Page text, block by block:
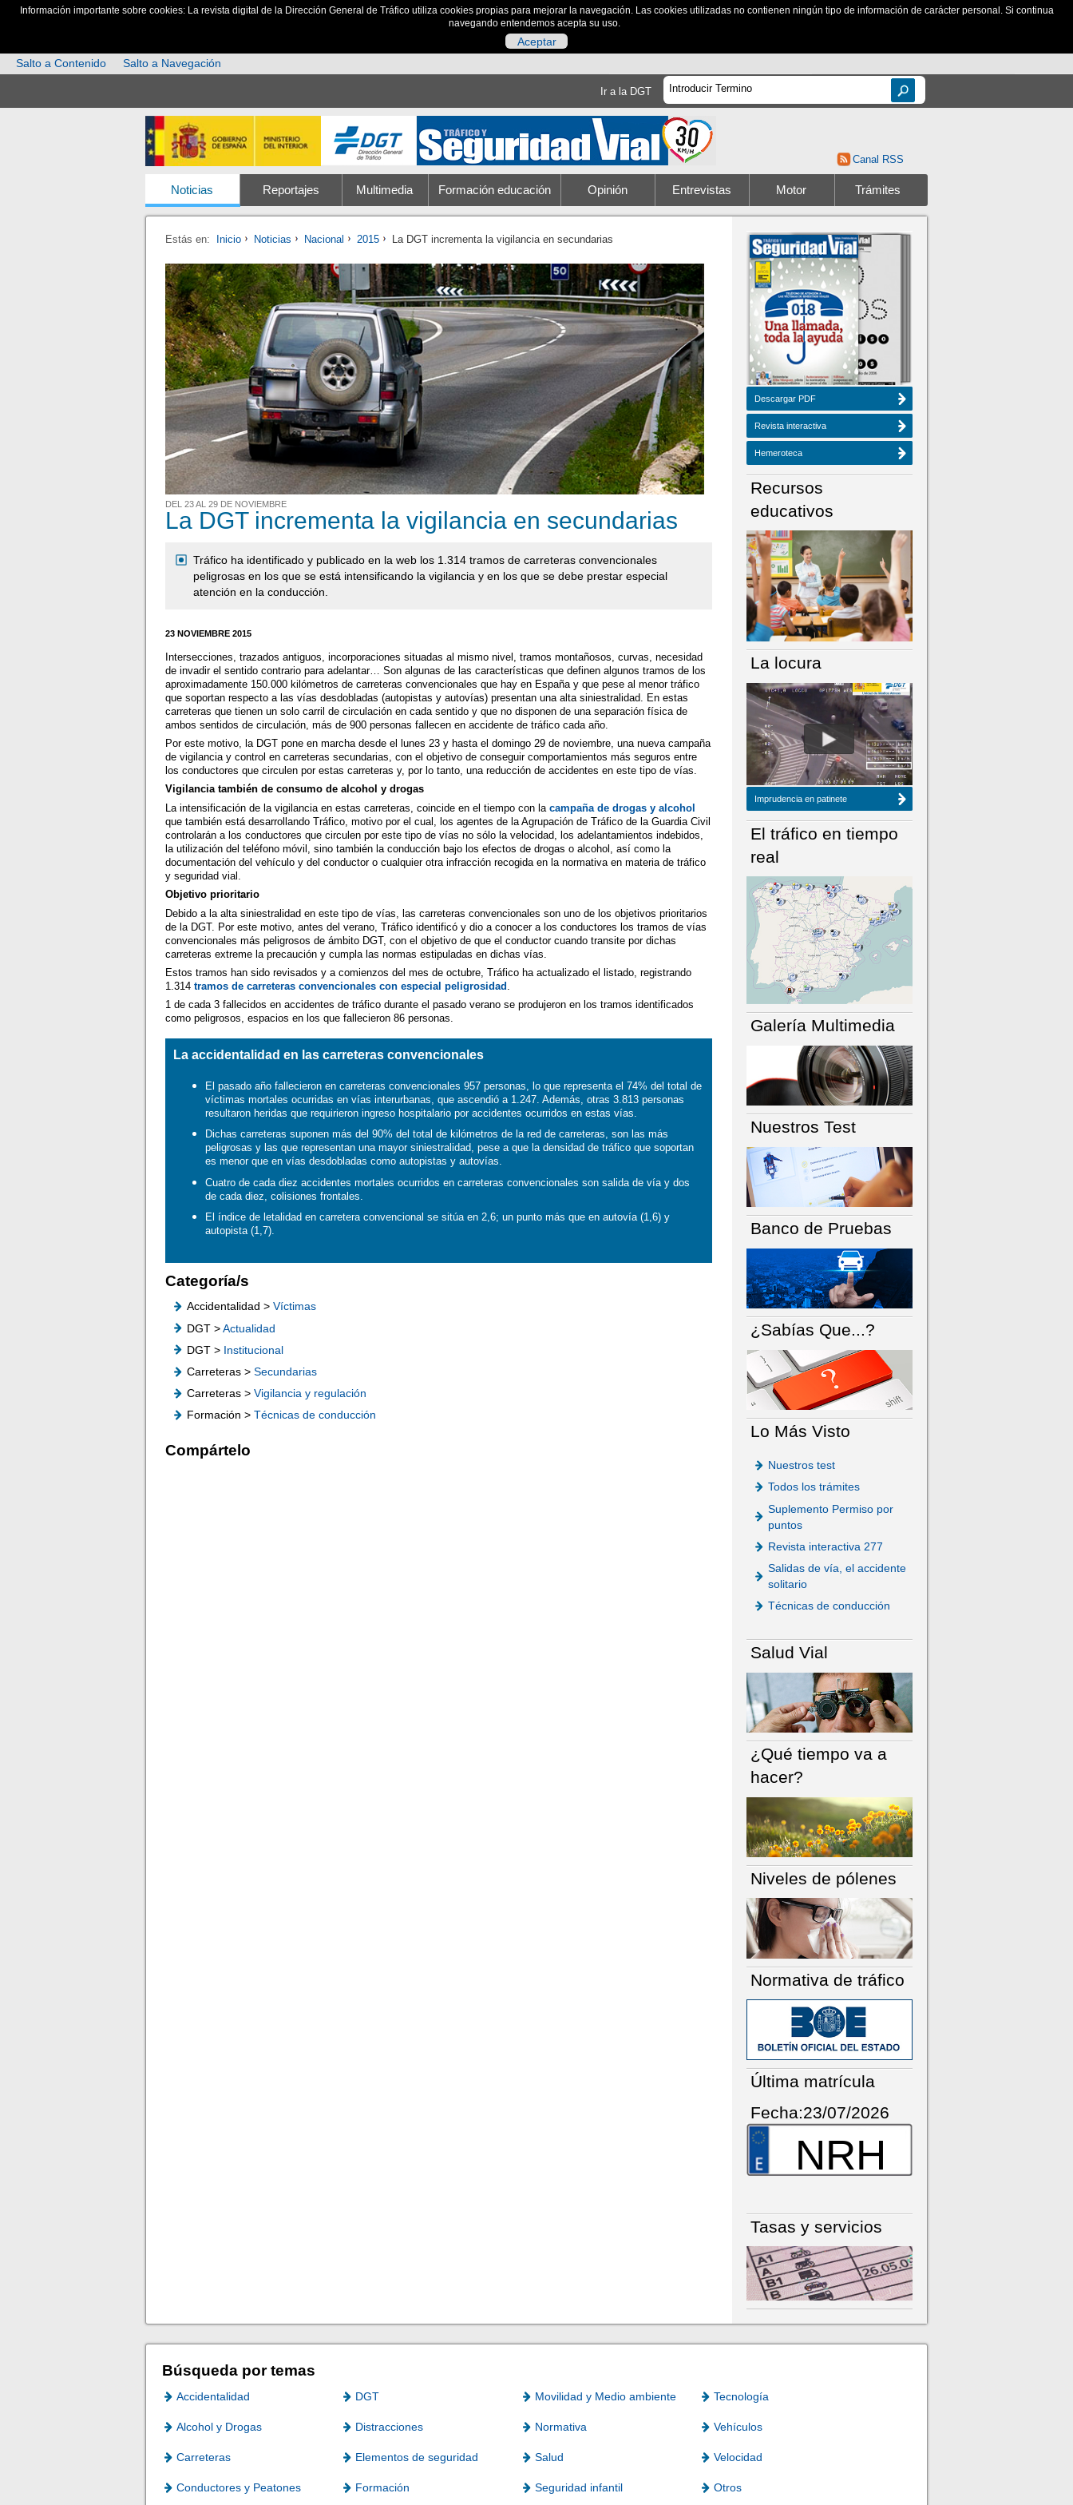
Información importante sobre cookies: La revista digital de la Dirección General de Tráfico utiliza cookies propias para mejorar la navegación. Las cookies utilizadas no contienen ningún tipo de información de carácter personal. Si continua
navegando entendemos acepta su uso.
Aceptar
Salto a Contenido
Salto a Navegación
Ir a la DGT
Canal RSS
Noticias Reportajes Multimedia Formación educación Opinión Entrevistas Motor Trámites
Estás en: Inicio Noticias Nacional 2015 La DGT incrementa la vigilancia en secundarias
DEL 23 AL 29 DE NOVIEMBRE
La DGT incrementa la vigilancia en secundarias
Tráfico ha identificado y publicado en la web los 1.314 tramos de carreteras convencionales
peligrosas en los que se está intensificando la vigilancia y en los que se debe prestar especial
atención en la conducción.
23 NOVIEMBRE 2015
Intersecciones, trazados antiguos, incorporaciones situadas al mismo nivel, tramos montañosos, curvas, necesidad
de invadir el sentido contrario para adelantar… Son algunas de las características que definen algunos tramos de los
aproximadamente 150.000 kilómetros de carreteras convencionales que hay en España y que pese al menor tráfico
que soportan respecto a las vías desdobladas (autopistas y autovías) presentan una alta siniestralidad. En estas
carreteras que tienen un solo carril de circulación en cada sentido y que no disponen de una separación física de
ambos sentidos de circulación, más de 900 personas fallecen en accidente de tráfico cada año.
Por este motivo, la DGT pone en marcha desde el lunes 23 y hasta el domingo 29 de noviembre, una nueva campaña
de vigilancia y control en carreteras secundarias, con el objetivo de conseguir comportamientos más seguros entre
los conductores que circulen por estas carreteras y, por lo tanto, una reducción de accidentes en este tipo de vías.
Vigilancia también de consumo de alcohol y drogas
La intensificación de la vigilancia en estas carreteras, coincide en el tiempo con lacampaña de drogas y alcohol
que también está desarrollando Tráfico, motivo por el cual, los agentes de la Agrupación de Tráfico de la Guardia Civil
controlarán a los conductores que circulen por este tipo de vías no sólo la velocidad, los adelantamientos indebidos,
la utilización del teléfono móvil, sino también la conducción bajo los efectos de drogas o alcohol, así como la
documentación del vehículo y del conductor o cualquier otra infracción recogida en la normativa en materia de tráfico
y seguridad vial.
Objetivo prioritario
Debido a la alta siniestralidad en este tipo de vías, las carreteras convencionales son uno de los objetivos prioritarios
de la DGT. Por este motivo, antes del verano, Tráfico identificó y dio a conocer a los conductores los tramos de vías
convencionales más peligrosos de ámbito DGT, con el objetivo de que el conductor cuando transite por dichas
carreteras extreme la precaución y cumpla las normas estipuladas en dichas vías.
Estos tramos han sido revisados y a comienzos del mes de octubre, Tráfico ha actualizado el listado, registrando
1.314tramos de carreteras convencionales con especial peligrosidad
1 de cada 3 fallecidos en accidentes de tráfico durante el pasado verano se produjeron en los tramos identificados
como peligrosos, espacios en los que fallecieron 86 personas.
La accidentalidad en las carreteras convencionales
El pasado año fallecieron en carreteras convencionales 957 personas, lo que representa el 74% del total de
víctimas mortales ocurridas en vías interurbanas, que ascendió a 1.247. Además, otras 3.813 personas
resultaron heridas que requirieron ingreso hospitalario por accidentes ocurridos en estas vías.
Dichas carreteras suponen más del 90% del total de kilómetros de la red de carreteras, son las más
peligrosas y las que representan una mayor siniestralidad, pese a que la densidad de tráfico que soportan
es menor que en vías desdobladas como autopistas y autovías.
Cuatro de cada diez accidentes mortales ocurridos en carreteras convencionales son salida de vía y dos
de cada diez, colisiones frontales.
El índice de letalidad en carretera convencional se sitúa en 2,6; un punto más que en autovía (1,6) y
autopista (1,7).
Categoría/s
Accidentalidad >Víctimas
DGT >Actualidad
DGT > Institucional
Carreteras >Secundarias
Carreteras >Vigilancia y regulación
Formación >Técnicas de conducción
Compártelo
NÚMERO ACTUAL HEMEROTECA
Descargar PDF
Revista interactiva
Hemeroteca
Recursos
educativos
La locura
Imprudencia en patinete
El tráfico en tiempo
real
Galería Multimedia
Nuestros Test
Banco de Pruebas
¿Sabías Que...?
Lo Más Visto
Nuestros test
Todos los trámites
Suplemento Permiso por
puntos
Revista interactiva 277
Salidas de vía, el accidente
solitario
Técnicas de conducción
Salud Vial
¿Qué tiempo va a
hacer?
Niveles de pólenes
Normativa de tráfico
Última matrícula
Fecha:23/07/2026
NRH
Tasas y servicios
Búsqueda por temas
Accidentalidad DGT Movilidad y Medio ambiente Tecnología
Alcohol y Drogas Distracciones Normativa Vehículos
Carreteras Elementos de seguridad Salud Velocidad
Conductores y Peatones Formación Seguridad infantil Otros